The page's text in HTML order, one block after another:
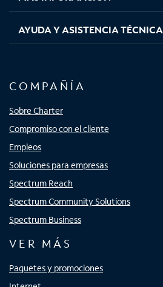
AYUDA Y ASISTENCIA TÉCNICA
COMPAÑÍA
Sobre Charter
Compromiso con el cliente
Empleos
Soluciones para empresas
Spectrum Reach
Spectrum Community Solutions
Spectrum Business
VER MÁS
Paquetes y promociones